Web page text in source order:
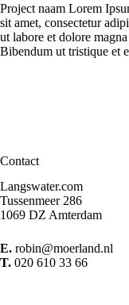
Project naam Lorem
sit amet, consectetur
ut labore et dolore
Bibendum ut tristique et
Contact
Langswater.com
Tussenmeer 286
1069 DZ Amterdam
E. robin@moerland.nl
T. 020 610 33 66